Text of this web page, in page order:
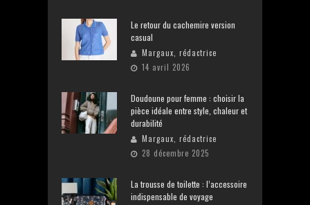
Le retour du cachemire version
casual
Margaux, rédactrice
14 avril 2026
Doudoune pour femme : choisir la
pièce idéale entre style, chaleur et
durabilité
Margaux, rédactrice
28 décembre 2025
La trousse de toilette : l’accessoire
indispensable de voyage